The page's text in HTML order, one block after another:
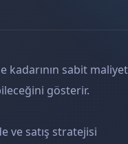
kadarının sabit
gösterir.
ve satış stratejisi